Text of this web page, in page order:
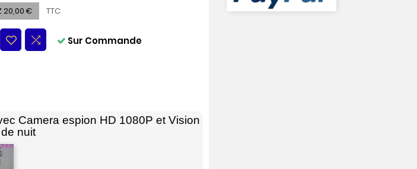
20,00 € TTC
Sur Commande
Camera espion HD 1080P et Vision
de nuit